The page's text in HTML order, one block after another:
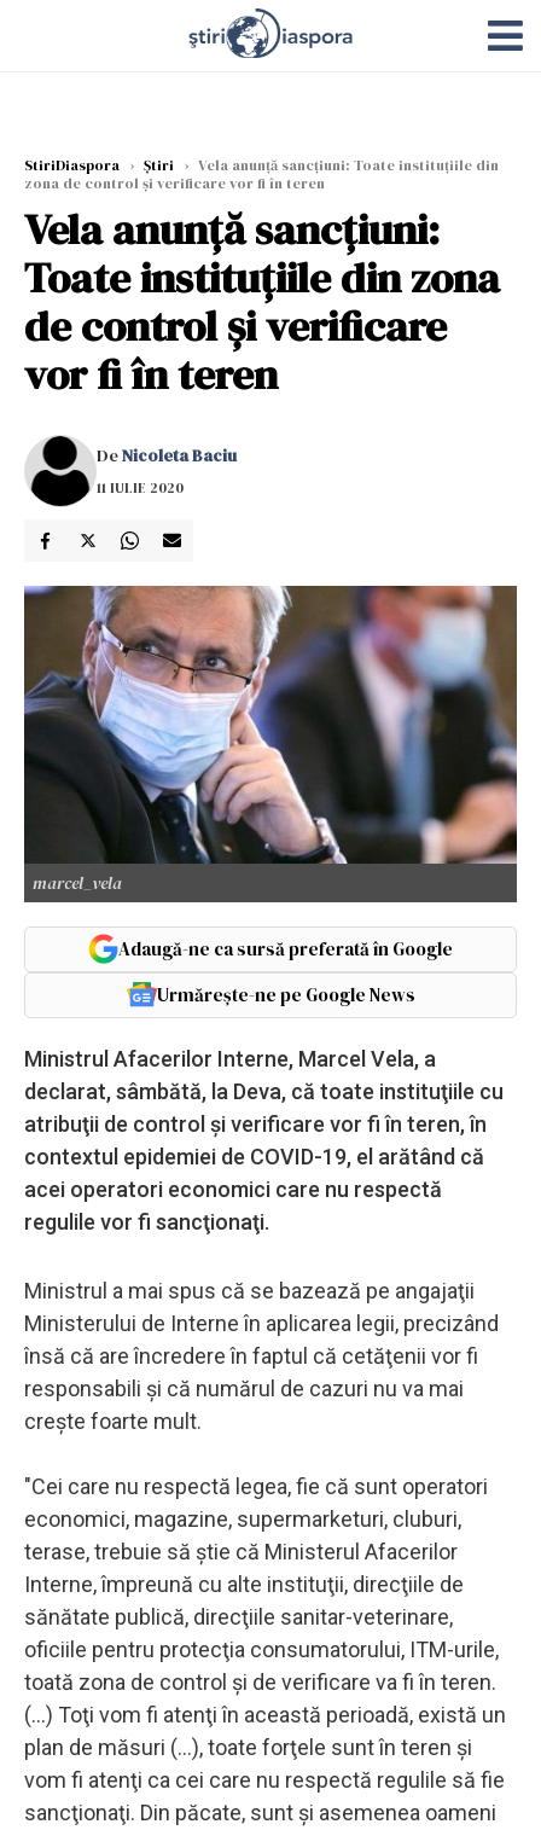
StiriDiaspora › Știri › Vela anunţă sancţiuni: Toate instituţiile din
zona de control şi verificare vor fi în teren
Vela anunţă sancţiuni:
Toate instituţiile din zona
de control şi verificare
vor fi în teren
DeNicoleta Baciu
11 IULIE 2020
marcel_vela
Adaugă-ne ca sursă preferată în Google
Urmărește-ne pe Google News
Ministrul Afacerilor Interne, Marcel Vela, a
declarat, sâmbătă, la Deva, că toate instituţiile cu
atribuţii de control şi verificare vor fi în teren, în
contextul epidemiei de COVID-19, el arătând că
acei operatori economici care nu respectă
regulile vor fi sancţionaţi.
Ministrul a mai spus că se bazează pe angajaţii
Ministerului de Interne în aplicarea legii, precizând
însă că are încredere în faptul că cetăţenii vor fi
responsabili şi că numărul de cazuri nu va mai
creşte foarte mult.
"Cei care nu respectă legea, fie că sunt operatori
economici, magazine, supermarketuri, cluburi,
terase, trebuie să ştie că Ministerul Afacerilor
Interne, împreună cu alte instituţii, direcţiile de
sănătate publică, direcţiile sanitar-veterinare,
oficiile pentru protecţia consumatorului, ITM-urile,
toată zona de control şi de verificare va fi în teren.
(...) Toţi vom fi atenţi în această perioadă, există un
plan de măsuri (...), toate forţele sunt în teren şi
vom fi atenţi ca cei care nu respectă regulile să fie
sancţionaţi. Din păcate, sunt şi asemenea oameni